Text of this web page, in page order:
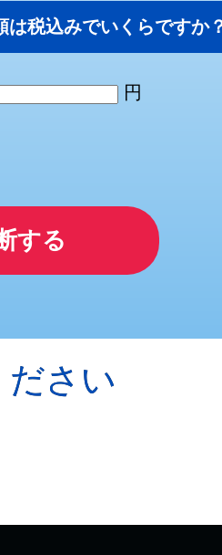
は税込みでいくらですか
円
する
さい